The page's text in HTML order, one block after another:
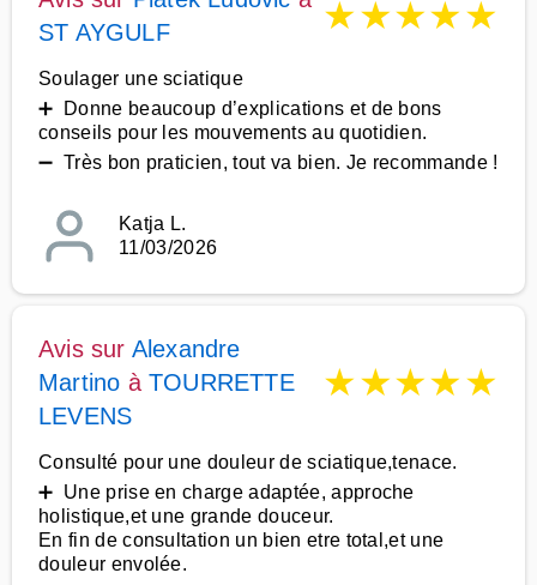
ST AYGULF
★★★★★
Soulager une sciatique
➕ Donne beaucoup d’explications et de bons
conseils pour les mouvements au quotidien.
➖ Très bon praticien, tout va bien. Je recommande !
Katja L.
11/03/2026
Avis sur Alexandre
Martino àTOURRETTE
LEVENS
★★★★★
Consulté pour une douleur de sciatique,tenace.
➕ Une prise en charge adaptée, approche
holistique,et une grande douceur.
En fin de consultation un bien etre total,et une
douleur envolée.